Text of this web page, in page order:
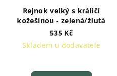
Rejnok velký s králičí
kožešinou - zelená/žlutá
535 Kč
Skladem u dodavatele